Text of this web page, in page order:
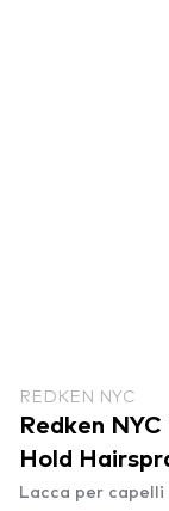
REDKEN NYC
Redken
Hold
Lacca per capelli